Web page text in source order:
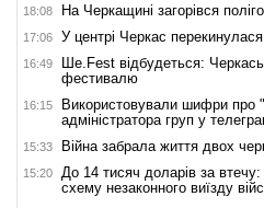
18:08 На Черкащині загорівся
17:06 У центрі Черкас перекинулася
16:49
Ше.Fest відбудеться:
фестивалю
16:15
Використовували шифри про
адміністратора груп у
15:33 Війна забрала життя двох
15:20
До 14 тисяч доларів за
схему незаконного виїзду